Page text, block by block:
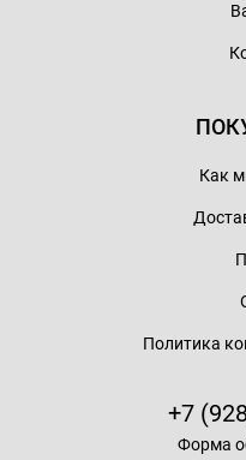
Как
Политика
+7
Форма